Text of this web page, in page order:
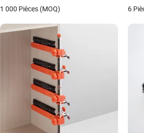
1 000 Pièces (MOQ) 6